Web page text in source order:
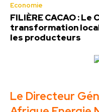
Economie
FILIÈRE CACAO :
transformation
les producteurs
Le Directeur